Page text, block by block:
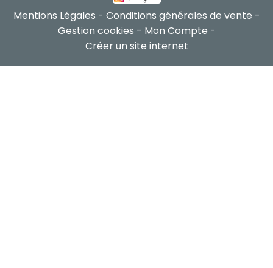
Mentions Légales
Conditions générales de vente
Gestion cookies
Mon Compte
Créer un site internet